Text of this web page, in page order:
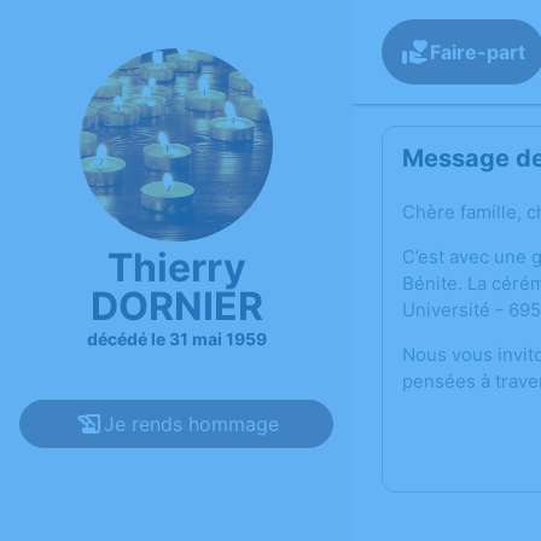
Thierry
DORNIER
décédé le 31 mai 1959
Je rends hommage
Faire-part
Message
Chère famille,
C’est avec
Bénite. La
Université -
Nous vous
pensées à